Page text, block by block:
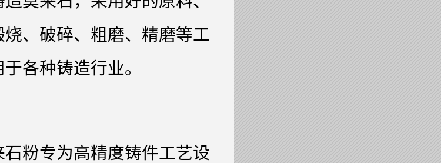
、破碎、粗磨、精磨等工
各种铸造行业。
粉专为高精度铸件工艺设